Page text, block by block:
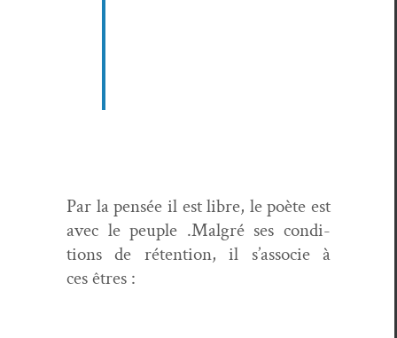
Par la pen­sée il est libre, le poète est
avec le peu­ple .Mal­gré ses con­di­
tions de réten­tion, il s’associe à
ces êtres :